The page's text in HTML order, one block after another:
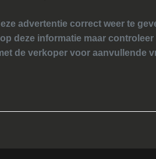
advertentie correct weer te
deze informatie maar
de verkoper voor aanvullende